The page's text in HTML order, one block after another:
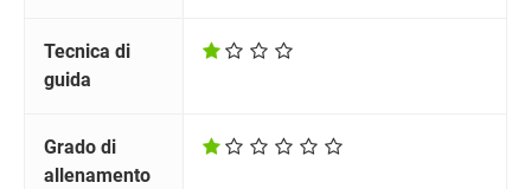
Tecnica di
guida
Grado di
allenamento